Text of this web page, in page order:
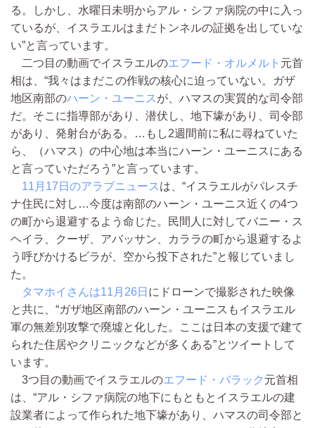
る。しかし、水曜日未明からアル・シファ病院の中に入っ
ているが、イスラエルはまだトンネルの証拠を出していな
い”と言っています。
二つ目の動画でイスラエルのエフード・オルメルト 元首
相は、“我々はまだこの作戦の核心に迫っていない。ガザ
地区南部のハーン・ユーニス が、ハマスの実質的な司令部
だ。そこに指導部があり、潜伏し、地下壕があり、司令部
があり、発射台がある。…もし2週間前に私に尋ねていた
ら、（ハマス）の中心地は本当にハーン・ユーニスにある
と言っていただろう”と言っています。
11月17日のアラブニュース は、“イスラエルがパレスチ
ナ住民に対し…今度は南部のハーン・ユーニス近くの4つ
の町から退避するよう命じた。民間人に対してバニー・ス
ヘイラ、クーザ、アバッサン、カララの町から退避するよ
う呼びかけるビラが、空から投下された”と報じていまし
た。
タマホイさんは11月26日 にドローンで撮影された映像
と共に、“ガザ地区南部のハーン・ユーニスもイスラエル
軍の無差別攻撃で廃墟と化した。ここは日本の支援で建て
られた住居やクリニックなどが多くある”とツイートして
います。
3つ目の動画でイスラエルのエフード・バラック 元首相
は、“アル・シファ病院の地下にもともとイスラエルの建
設業者によって作られた地下壕があり、ハマスの司令部と